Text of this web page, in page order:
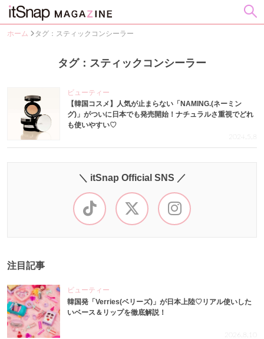
ホーム タグ：スティックコンシーラー
タグ：スティックコンシーラー
ビューティー
【韓国コスメ】人気が止まらない「NAMING.(ネーミン
グ)」がついに日本でも発売開始！ナチュラルさ重視でどれ
も使いやすい♡
2024.5.8
＼ itSnap Official SNS ／
注目記事
ビューティー
韓国発「Verries(ベリーズ)」が日本上陸♡リアル使いした
いベース＆リップを徹底解説！
2026.8.10